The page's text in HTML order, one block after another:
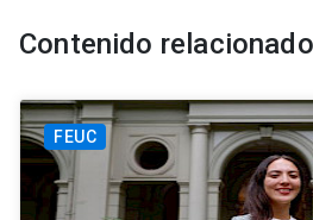
Contenido relacionado
FEUC